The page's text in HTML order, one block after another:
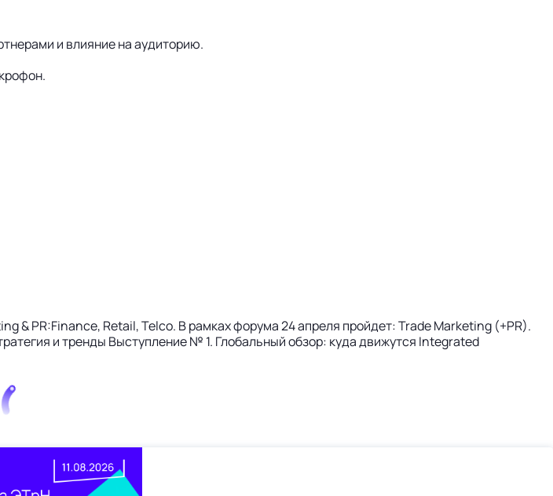
и влияние на аудиторию.
& PR:Finance, Retail, Telco. В рамках форума 24 апреля пройдет: Trade Marketing (+PR).
и тренды Выступление № 1. Глобальный обзор: куда движутся Integrated